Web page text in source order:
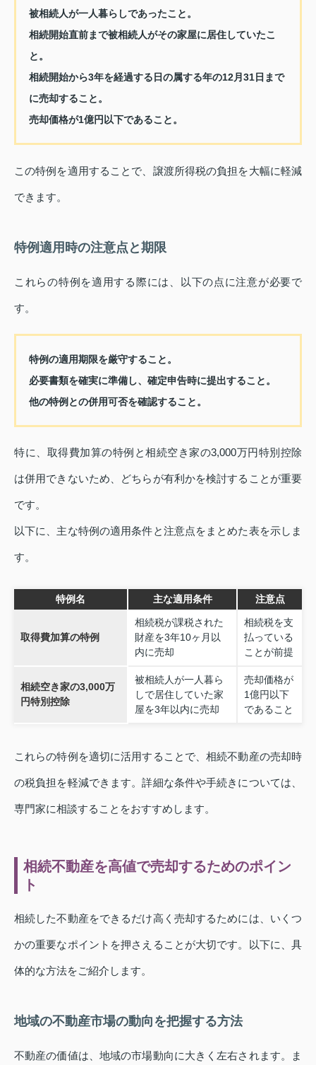
被相続人が一人暮らしであったこと。
相続開始直前まで被相続人がその家屋に居住していたこ
と。
相続開始から3年を経過する日の属する年の12月31日まで
に売却すること。
売却価格が1億円以下であること。
この特例を適用することで、譲渡所得税の負担を大幅に軽減
できます。
特例適用時の注意点と期限
これらの特例を適用する際には、以下の点に注意が必要で
す。
特例の適用期限を厳守すること。
必要書類を確実に準備し、確定申告時に提出すること。
他の特例との併用可否を確認すること。
特に、取得費加算の特例と相続空き家の3,000万円特別控除
は併用できないため、どちらが有利かを検討することが重要
です。
以下に、主な特例の適用条件と注意点をまとめた表を示しま
す。
特例名 主な適用条件 注意点
取得費加算の特例
相続税が課税された
財産を3年10ヶ月以
内に売却
相続税を支
払っている
ことが前提
相続空き家の3,000万
円特別控除
被相続人が一人暮ら
しで居住していた家
屋を3年以内に売却
売却価格が
1億円以下
であること
これらの特例を適切に活用することで、相続不動産の売却時
の税負担を軽減できます。詳細な条件や手続きについては、
専門家に相談することをおすすめします。
相続不動産を高値で売却するためのポイン
ト
相続した不動産をできるだけ高く売却するためには、いくつ
かの重要なポイントを押さえることが大切です。以下に、具
体的な方法をご紹介します。
地域の不動産市場の動向を把握する方法
不動産の価値は、地域の市場動向に大きく左右されます。ま